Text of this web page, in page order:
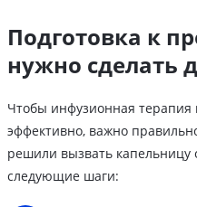
Подготовка к
нужно сделать
Чтобы инфузионная
эффективно, важно
решили вызвать капельницу
следующие шаги: